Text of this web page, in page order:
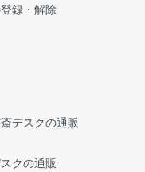
録・解除
デスクの通販
クの通販